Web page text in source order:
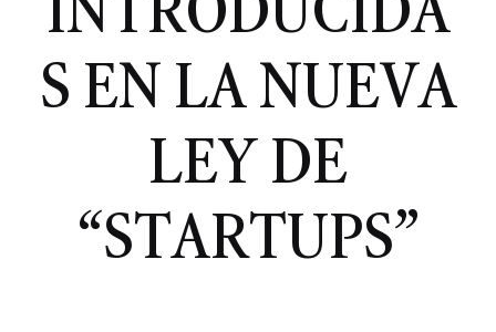
S EN LA NUEVA
LEY DE
“STARTUPS”